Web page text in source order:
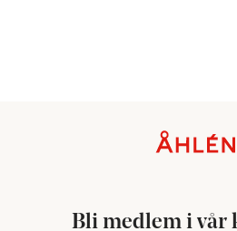
Bli medlem i vår